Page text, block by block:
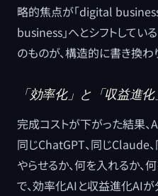
略的焦点が「digital
business」へとシフトしてい
のものが、構造的に書き換わ
「効率化」と「収益進
完成コストが下がった結果、
同じChatGPT、同じClaude
やらせるか、何を入れるか、
で、効率化AIと収益進化AI